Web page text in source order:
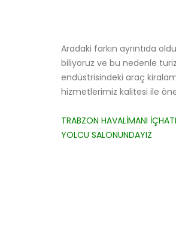
Aradaki farkın ayrıntıda
biliyoruz ve bu nedenle
endüstrisindeki araç
hizmetlerimiz kalitesi ile öne
TRABZON HAVALİMANI
YOLCU SALONUNDAYIZ